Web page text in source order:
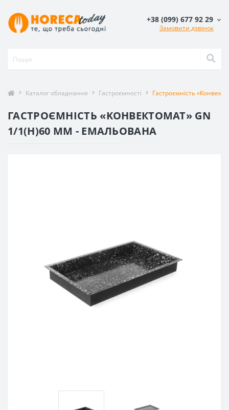
+38 (099) 677 92 29
Замовити дзвінок
Каталог обладнання Гастроємності Гастроємність
ГАСТРОЄМНІСТЬ «KОНВЕКТОМАТ» GN
1/1(H)60 ММ - ЕМАЛЬОВАНА